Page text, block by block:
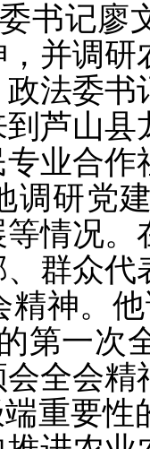
记廖
并调研
委书
山县
业合
调研党
情况
群众
神。
第一次
全会
重要